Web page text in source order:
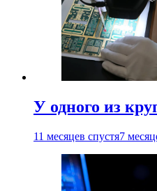
У одного из
11 месяцев спустя7